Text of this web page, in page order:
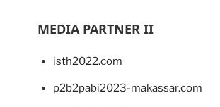
MEDIA PARTNER II
isth2022.com
p2b2pabi2023-makassar.com